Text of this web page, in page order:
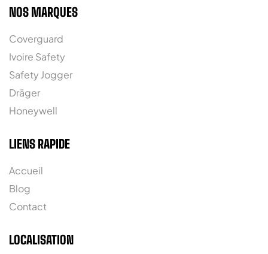
NOS MARQUES
Coverguard
Ivoire Safety
Safety Jogger
Dräger
Honeywell
LIENS RAPIDE
Accueil
Blog
Contact
LOCALISATION